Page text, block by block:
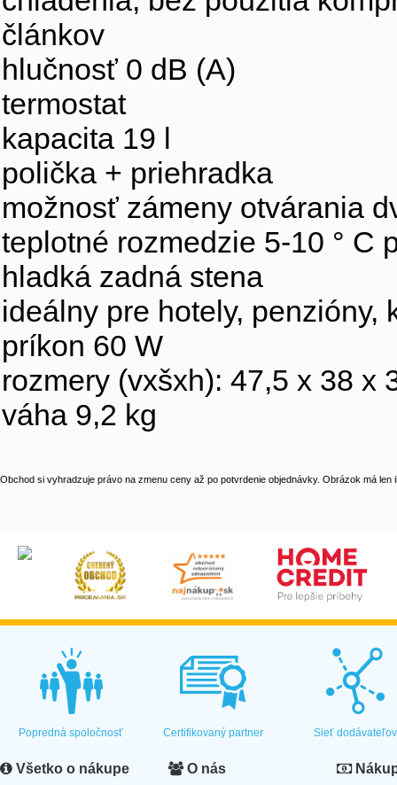
článkov
hlučnosť 0 dB (A)
termostat
kapacita 19 l
polička + priehradka
možnosť zámeny otvárania
teplotné rozmedzie 5-10 ° C
hladká zadná stena
ideálny pre hotely, penzióny,
príkon 60 W
rozmery (vxšxh): 47,5 x 38 x
váha 9,2 kg
Obchod si vyhradzuje právo na zmenu ceny až po potvrdenie objednávky. Obrázok má len
Popredná spoločnosť Certifikovaný partner Sieť dodávateľov
Všetko o nákupe O nás